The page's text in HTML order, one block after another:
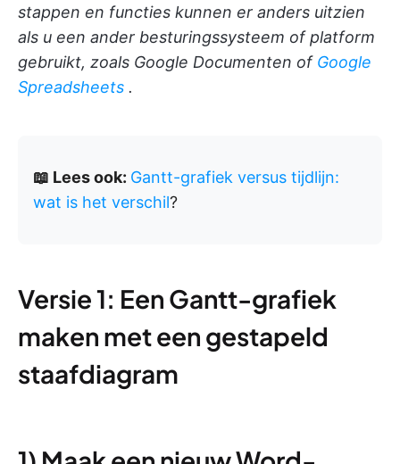
stappen en functies kunnen er anders uitzien
als u een ander besturingssysteem of platform
gebruikt, zoals Google Documenten of Google
Spreadsheets .
📖 Lees ook: Gantt-grafiek versus tijdlijn:
wat is het verschil?
Versie 1: Een Gantt-grafiek
maken met een gestapeld
staafdiagram